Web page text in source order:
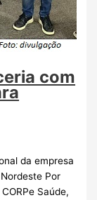
com
da empresa
Por
Saúde,